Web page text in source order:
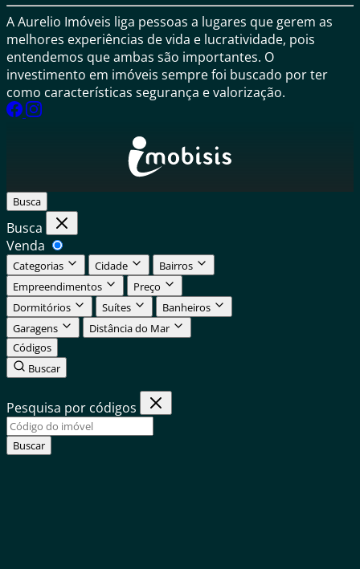
A Aurelio Imóveis liga pessoas a lugares que gerem as
melhores experiências de vida e lucratividade, pois
entendemos que ambas são importantes. O
investimento em imóveis sempre foi buscado por ter
como características segurança e valorização.
Busca
Busca
Venda
Categorias Cidade
Bairros
Empreendimentos
Preço
Dormitórios
Suítes
Banheiros
Garagens
Distância do Mar
Códigos
Buscar
Pesquisa por códigos
Buscar